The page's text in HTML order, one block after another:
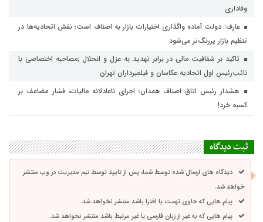
وفاداری
عارف: دولت آماده واگذاری اختیارات بازار به اصناف است؛ نقش اتحادیه‌ها در
تنظیم بازار پررنگ‌تر می‌شود
تاکید بر شفافیت مالی در برابر تهدید به عزل و انحلال ;مصاحبه اختصاصی با
نائب‌رئیس اول اتحادیه عکاسان و فیلمبرداران تهران
هشدار رئیس اتاق اصناف همدان؛ اجرای ناعادلانه مالیات، فشار مضاعف بر
کسبه خرد!
ثبت دیدگاه
دیدگاه های ارسال شده توسط شما، پس از تایید توسط تیم مدیریت در وب منتشر
خواهد شد.
پیام هایی که حاوی تهمت یا افترا باشد منتشر نخواهد شد.
پیام هایی که به غیر از زبان فارسی یا غیر مرتبط باشد منتشر نخواهد شد.